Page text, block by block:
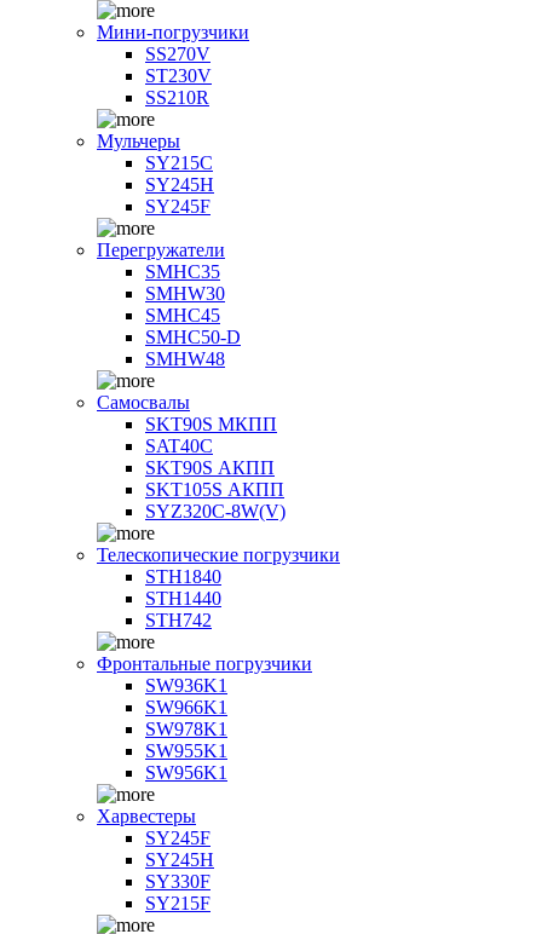
Мини-погрузчики
SS270V
ST230V
SS210R
Мульчеры
SY215C
SY245H
SY245F
Перегружатели
SMHC35
SMHW30
SMHC45
SMHC50-D
SMHW48
Самосвалы
SKT90S МКПП
SAT40C
SKT90S АКПП
SKT105S АКПП
SYZ320C-8W(V)
Телескопические погрузчики
STH1840
STH1440
STH742
Фронтальные погрузчики
SW936K1
SW966K1
SW978K1
SW955K1
SW956K1
Харвестеры
SY245F
SY245H
SY330F
SY215F